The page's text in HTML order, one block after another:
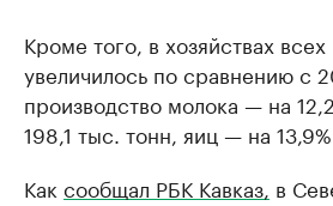
Кроме того, в хозяйствах всех
увеличилось по сравнению с
производство молока — на
198,1 тыс. тонн, яиц — на
Как сообщал РБК Кавказ, в